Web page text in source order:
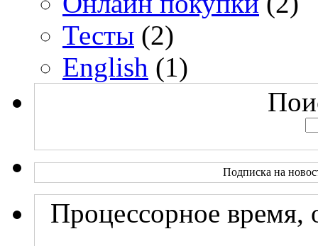
Тесты (2)
English (1)
Подписка на
Процессорное время,